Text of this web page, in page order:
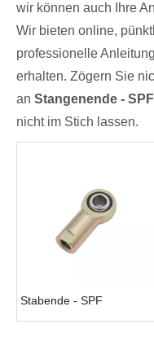
wir können auch Ihre
Wir bieten online,
professionelle
erhalten. Zögern Sie
an Stangenende - SPF
nicht im Stich lassen.
Stabende - SPF